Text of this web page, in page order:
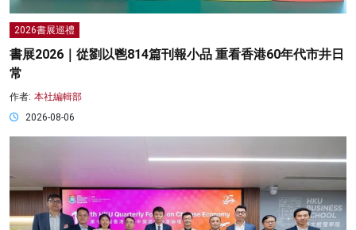
2026書展巡禮
書展2026｜從劉以鬯814篇刊報小品 重看香港60年代市井日
常
作者: 本社編輯部
2026-08-06